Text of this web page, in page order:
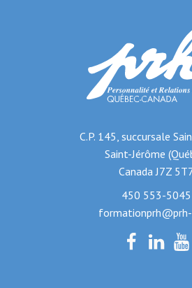
C.P. 145, succursale
Saint-Jérôme
Canada J7Z
450 553-5045
formationprh@prh-